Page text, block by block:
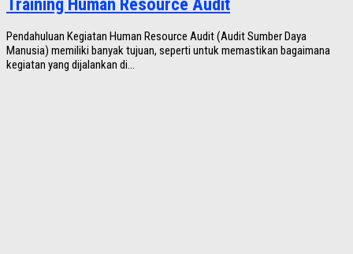
Pendahuluan Kegiatan Human Resource Audit (Audit Sumber Daya
Manusia) memiliki banyak tujuan, seperti untuk memastikan bagaimana
kegiatan yang dijalankan di...